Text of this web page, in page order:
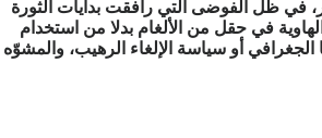
في ظل الفوضى التي رافقت بدايات الثورة
في حقل من الألغام بدلا من استخدام
أو سياسة الإلغاء الرهيب، والمشوّه